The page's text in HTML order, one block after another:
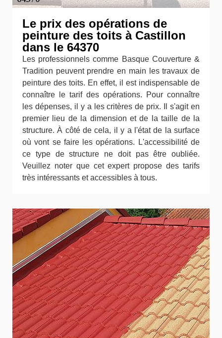
Le prix des opérations de
peinture des toits à Castillon
dans le 64370
Les professionnels comme Basque Couverture &
Tradition peuvent prendre en main les travaux de
peinture des toits. En effet, il est indispensable de
connaître le tarif des opérations. Pour connaître
les dépenses, il y a les critères de prix. Il s'agit en
premier lieu de la dimension et de la taille de la
structure. À côté de cela, il y a l'état de la surface
où vont se faire les opérations. L'accessibilité de
ce type de structure ne doit pas être oubliée.
Veuillez noter que cet expert propose des tarifs
très intéressants et accessibles à tous.